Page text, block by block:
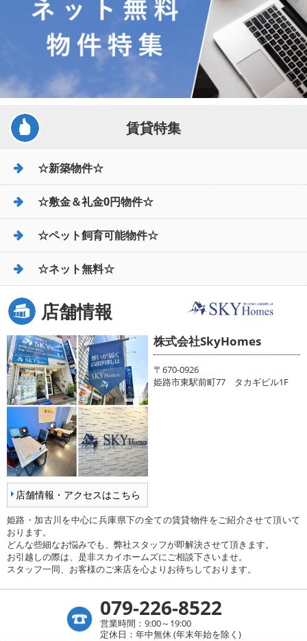
賃貸特集
☆新築物件☆
☆敷金＆礼金0円物件☆
☆ペット飼育可能物件☆
☆ネット無料☆
店舗情報
店舗情報・アクセスはこちら
株式会社SkyHomes
〒670-0926
姫路市東駅前町77 タカギビル1F
姫路・加古川を中心に兵庫県下の全ての賃貸物件をご紹介させて頂いて
おります。
どんな些細なお悩みでも、弊社スタッフが即解決させて頂きます。
お引越しの際は、是非スカイホームズにご相談下さいませ。
スタッフ一同、お客様のご来店を心よりお待ちしております。
079-226-8522
営業時間：9:00～19:00
定休日：年中無休 (年末年始を除く)